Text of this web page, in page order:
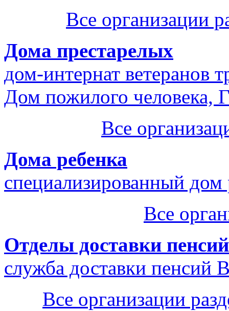
Все организации
Дома престарелых
дом-интернат ветеранов
Дом пожилого человека,
Все
Дома ребенка
специализированный
Все
Отделы доставки
служба доставки пенсий
Все организации